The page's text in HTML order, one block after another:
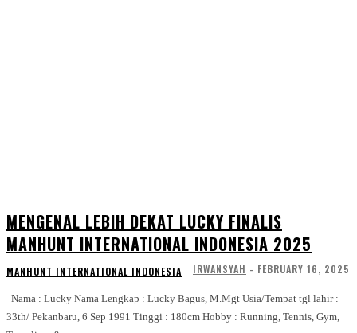
MENGENAL LEBIH DEKAT LUCKY FINALIS
MANHUNT INTERNATIONAL INDONESIA 2025
MANHUNT INTERNATIONAL INDONESIA IRWANSYAH - FEBRUARY 16, 2025
33th/ Pekanbaru, 6 Sep 1991 Tinggi : 180cm Hobby : Running, Tennis, Gym,